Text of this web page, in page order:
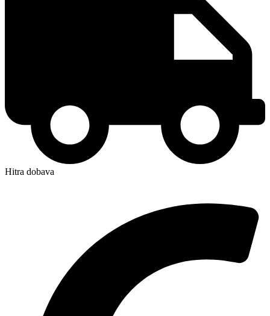
Hitra dobava